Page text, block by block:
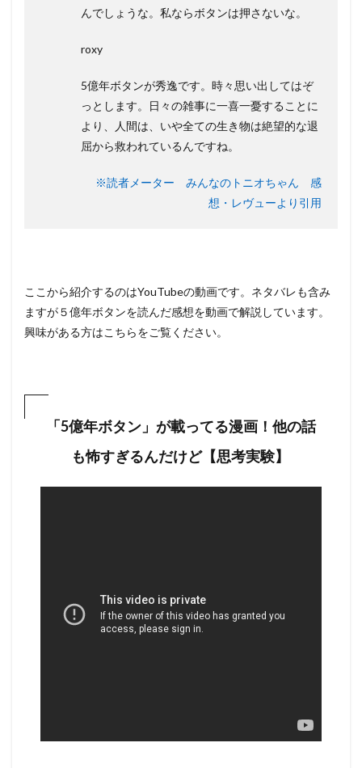
んでしょうな。私ならボタンは押さないな。
roxy
5億年ボタンが秀逸です。時々思い出してはぞ
っとします。日々の雑事に一喜一憂することに
より、人間は、いや全ての生き物は絶望的な退
屈から救われているんですね。
※読者メーター みんなのトニオちゃん 感
想・レヴューより引用
ここから紹介するのはYouTubeの動画です。ネタバレも含み
ますが５億年ボタンを読んだ感想を動画で解説しています。
興味がある方はこちらをご覧ください。
「5億年ボタン」が載ってる漫画！他の話
も怖すぎるんだけど【思考実験】